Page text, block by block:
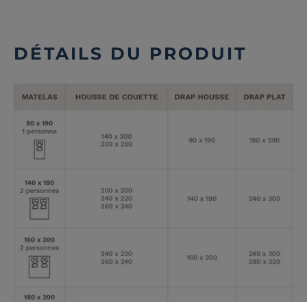
DÉTAILS DU PRODUIT